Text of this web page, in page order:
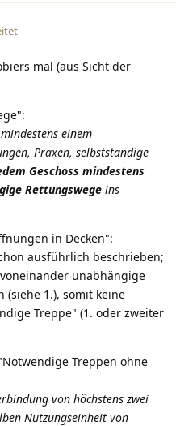
mal (aus Sicht der
einem
Praxen, selbstständige
Geschoss mindestens
Rettungswege ins
in Decken":
ausführlich beschrieben;
unabhängige
(siehe 1.), somit keine
Treppe" (1. oder zweiter
Treppen ohne
von höchstens zwei
Nutzungseinheit von